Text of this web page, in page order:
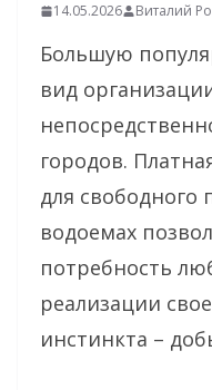
14.05.2026 Виталий
Большую
вид
городов.
для свободного
водоемах
потребность
реализации
инстинкта –